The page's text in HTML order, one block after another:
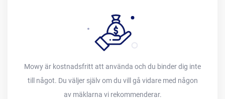
Mowy är kostnadsfritt att använda och du binder dig inte
till något. Du väljer själv om du vill gå vidare med någon
av mäklarna vi rekommenderar.